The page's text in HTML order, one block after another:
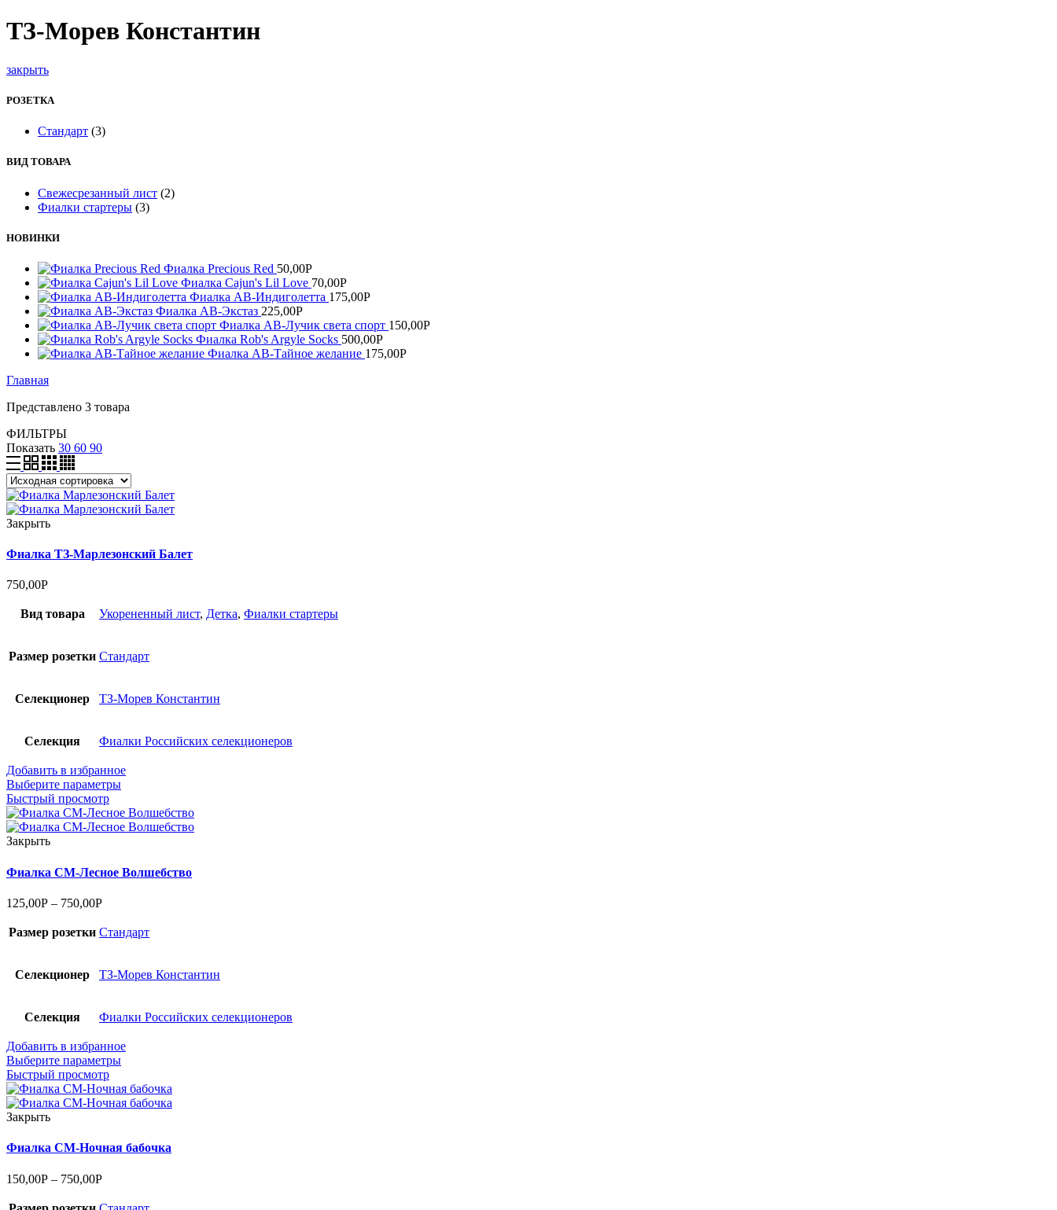
ТЗ-Морев Константин
закрыть
РОЗЕТКА
Стандарт (3)
ВИД ТОВАРА
Cвежесрезанный лист (2)
Фиалки стартеры (3)
НОВИНКИ
Фиалка Precious Red 50,00Р
Фиалка Cajun's Lil Love 70,00Р
Фиалка АВ-Индиголетта 175,00Р
Фиалка АВ-Экстаз 225,00Р
Фиалка АВ-Лучик света спорт 150,00Р
Фиалка Rob's Argyle Socks 500,00Р
Фиалка АВ-Тайное желание 175,00Р
Главная
Представлено 3 товара
ФИЛЬТРЫ
Показать 30 60 90
Закрыть
Фиалка ТЗ-Марлезонский Балет
750,00Р
Вид товара Укорененный лист, Детка, Фиалки стартеры
Размер розетки Стандарт
Селекционер ТЗ-Морев Константин
Селекция Фиалки Российских селекционеров
Добавить в избранное
Выберите параметры
Быстрый просмотр
Закрыть
Фиалка СМ-Лесное Волшебство
125,00Р – 750,00Р
Размер розетки Стандарт
Селекционер ТЗ-Морев Константин
Селекция Фиалки Российских селекционеров
Добавить в избранное
Выберите параметры
Быстрый просмотр
Закрыть
Фиалка СМ-Ночная бабочка
150,00Р – 750,00Р